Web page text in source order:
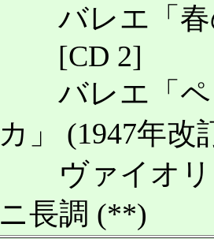
バレエ「春
[CD 2]
バレエ「ペ
カ」 (1947年改
ヴァイオリ
ニ長調 (**)